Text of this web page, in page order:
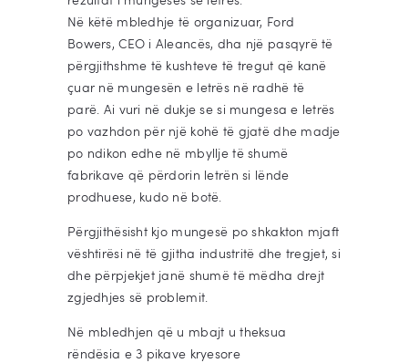
Në këtë mbledhje të organizuar, Ford
Bowers, CEO i Aleancës, dha një pasqyrë të
përgjithshme të kushteve të tregut që kanë
çuar në mungesën e letrës në radhë të
parë. Ai vuri në dukje se si mungesa e letrës
po vazhdon për një kohë të gjatë dhe madje
po ndikon edhe në mbyllje të shumë
fabrikave që përdorin letrën si lënde
prodhuese, kudo në botë.
Përgjithësisht kjo mungesë po shkakton mjaft
vështirësi në të gjitha industritë dhe tregjet, si
dhe përpjekjet janë shumë të mëdha drejt
zgjedhjes së problemit.
Në mbledhjen që u mbajt u theksua
rëndësia e 3 pikave kryesore